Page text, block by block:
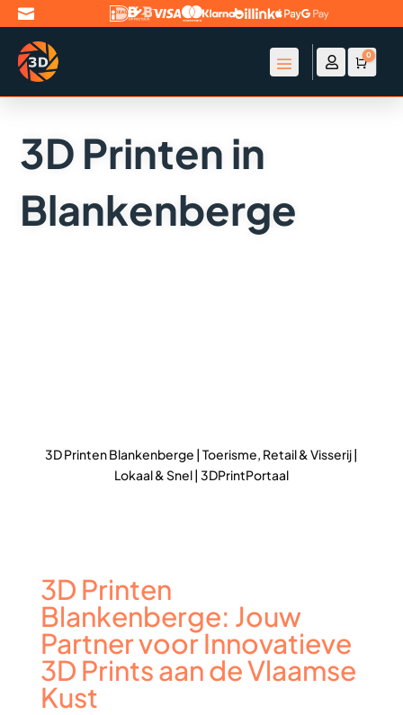

 Account
0
3D Printen in
Blankenberge
3D Printen Blankenberge | Toerisme, Retail & Visserij |
Lokaal & Snel | 3DPrintPortaal
3D Printen
Blankenberge: Jouw
Partner voor Innovatieve
3D Prints aan de Vlaamse
Kust